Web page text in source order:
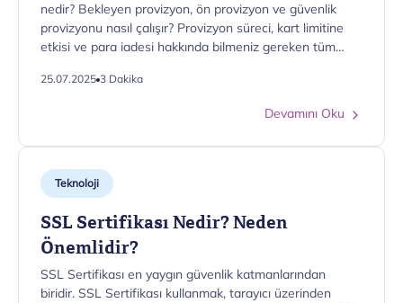
nedir? Bekleyen provizyon, ön provizyon ve güvenlik
provizyonu nasıl çalışır? Provizyon süreci, kart limitine
etkisi ve para iadesi hakkında bilmeniz gereken tüm
25.07.2025 3 Dakika
Devamını Oku
Teknoloji
SSL Sertifikası Nedir? Neden
Önemlidir?
SSL Sertifikası en yaygın güvenlik katmanlarından
biridir. SSL Sertifikası kullanmak, tarayıcı üzerinden